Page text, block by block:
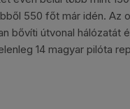
550 főt már idén. Az
bővíti útvonal hálózatát
14 magyar pilóta